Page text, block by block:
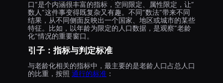
口”是个内涵很丰富的指标，空间限定、属性限定，让”
数人”这件事变得既复杂又有趣。不同”数法”带来不同
结果，从不同侧面反映出一个国家、地区或城市的某些
特征。比如，以年龄为限定的人口数据，是观察”老龄
化”情况的重要窗口。
引子：指标与判定标准
与老龄化相关的指标中，最主要的是老龄人口占总人口
的比重，按照 通行的标准 ：